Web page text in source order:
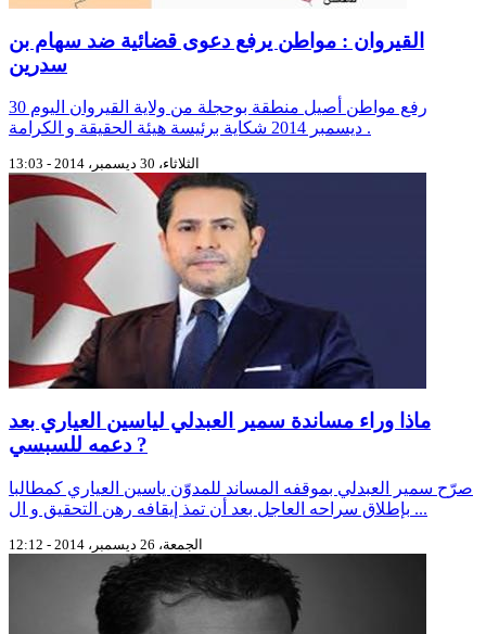
القيروان : مواطن يرفع دعوى قضائية ضد سهام بن
سدرين
رفع مواطن أصيل منطقة بوحجلة من ولاية القيروان اليوم 30
ديسمبر 2014 شكاية برئيسة هيئة الحقيقة و الكرامة .
الثلاثاء، 30 ديسمبر، 2014 - 13:03
ماذا وراء مساندة سمير العبدلي لياسين العياري بعد
دعمه للسبسي ?
صرّح سمير العبدلي بموقفه المساند للمدوّن ياسين العياري كمطالبا
بإطلاق سراحه العاجل بعد أن تمذ إيقافه رهن التحقيق و ال ...
الجمعة، 26 ديسمبر، 2014 - 12:12